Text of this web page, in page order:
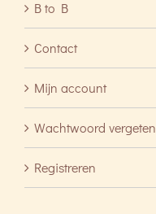
B to B
Contact
Mijn account
Wachtwoord vergeten
Registreren